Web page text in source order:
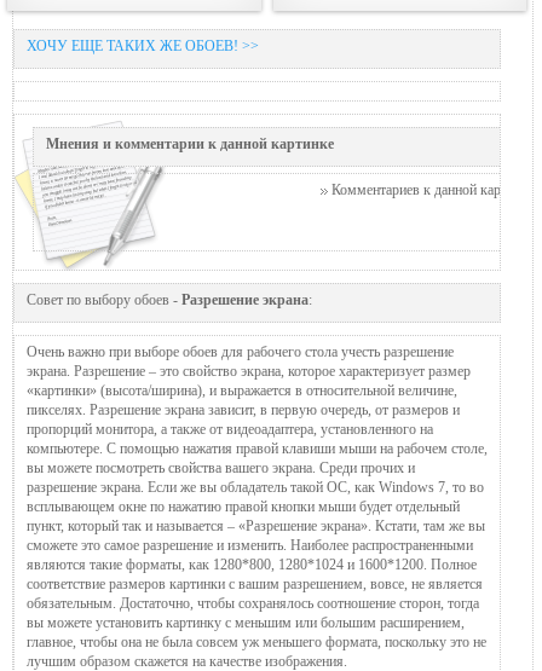
ХОЧУ ЕЩЕ ТАКИХ ЖЕ ОБОЕВ! >>
Мнения и комментарии к данной картинке
Комментариев к данной картинке
Совет по выбору обоев - Разрешение экрана:
Очень важно при выборе обоев для рабочего стола учесть разрешение
экрана. Разрешение – это свойство экрана, которое характеризует размер
«картинки» (высота/ширина), и выражается в относительной величине,
пикселях. Разрешение экрана зависит, в первую очередь, от размеров и
пропорций монитора, а также от видеоадаптера, установленного на
компьютере. С помощью нажатия правой клавиши мыши на рабочем столе,
вы можете посмотреть свойства вашего экрана. Среди прочих и
разрешение экрана. Если же вы обладатель такой ОС, как Windows 7, то во
всплывающем окне по нажатию правой кнопки мыши будет отдельный
пункт, который так и называется – «Разрешение экрана». Кстати, там же вы
сможете это самое разрешение и изменить. Наиболее распространенными
являются такие форматы, как 1280*800, 1280*1024 и 1600*1200. Полное
соответствие размеров картинки с вашим разрешением, вовсе, не является
обязательным. Достаточно, чтобы сохранялось соотношение сторон, тогда
вы можете установить картинку с меньшим или большим расширением,
главное, чтобы она не была совсем уж меньшего формата, поскольку это не
лучшим образом скажется на качестве изображения.